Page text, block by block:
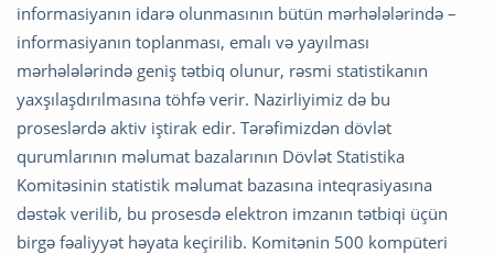
informasiyanın idarə olunmasının bütün mərhələlərində –
informasiyanın toplanması, emalı və yayılması
mərhələlərində geniş tətbiq olunur, rəsmi statistikanın
yaxşılaşdırılmasına töhfə verir. Nazirliyimiz də bu
proseslərdə aktiv iştirak edir. Tərəfimizdən dövlət
qurumlarının məlumat bazalarının Dövlət Statistika
Komitəsinin statistik məlumat bazasına inteqrasiyasına
dəstək verilib, bu prosesdə elektron imzanın tətbiqi üçün
birgə fəaliyyət həyata keçirilib. Komitənin 500 kompüteri